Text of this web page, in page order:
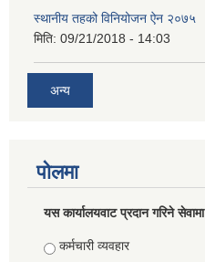
स्थानीय तहको विनियोजन ऐन २०७५
मिति: 09/21/2018 - 14:03
अन्य
पोलमा
यस कार्यालयवाट प्रदान गरिने
Choices
कर्मचारी व्यवहार